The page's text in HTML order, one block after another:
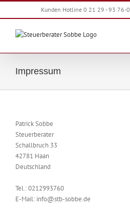
Kunden Hotline 0 21 29 - 93 76-0
Impressum
Patrick Sobbe
Steuerberater
Schallbruch 33
42781 Haan
Deutschland
Tel.: 0212993760
E-Mail: info@stb-sobbe.de